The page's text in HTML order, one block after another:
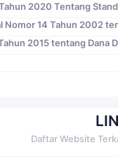
2020 Tentang
Nomor 14 Tahun 2002
2015 tentang Dana
Daftar Website